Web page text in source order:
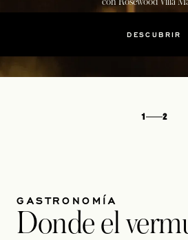
DESCUBRIR
1 2
GASTRONOMÍA
Donde el